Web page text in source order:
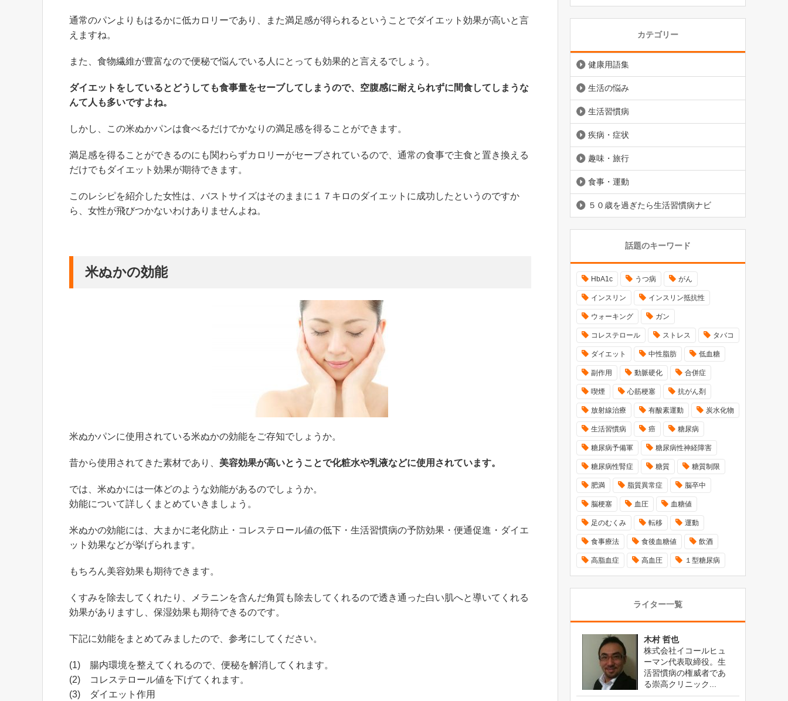
通常のパンよりもはるかに低カロリーであり、また満足感が得られるということでダイエット効果が高いと言
えますね。
また、食物繊維が豊富なので便秘で悩んでいる人にとっても効果的と言えるでしょう。
ダイエットをしているとどうしても食事量をセーブしてしまうので、空腹感に耐えられずに間食してしまうな
んて人も多いですよね。
しかし、この米ぬかパンは食べるだけでかなりの満足感を得ることができます。
満足感を得ることができるのにも関わらずカロリーがセーブされているので、通常の食事で主食と置き換える
だけでもダイエット効果が期待できます。
このレシピを紹介した女性は、バストサイズはそのままに１７キロのダイエットに成功したというのですか
ら、女性が飛びつかないわけありませんよね。
米ぬかの効能
米ぬかパンに使用されている米ぬかの効能をご存知でしょうか。
昔から使用されてきた素材であり、 美容効果が高いとうことで化粧水や乳液などに使用されています。
では、米ぬかには一体どのような効能があるのでしょうか。
効能について詳しくまとめていきましょう。
米ぬかの効能には、大まかに老化防止・コレステロール値の低下・生活習慣病の予防効果・便通促進・ダイエ
ット効果などが挙げられます。
もちろん美容効果も期待できます。
くすみを除去してくれたり、メラニンを含んだ角質も除去してくれるので透き通った白い肌へと導いてくれる
効果がありますし、保湿効果も期待できるのです。
下記に効能をまとめてみましたので、参考にしてください。
(1) 腸内環境を整えてくれるので、便秘を解消してくれます。
(2) コレステロール値を下げてくれます。
(3) ダイエット作用
カテゴリー
健康用語集
生活の悩み
生活習慣病
疾病・症状
趣味・旅行
食事・運動
５０歳を過ぎたら生活習慣病ナビ
話題のキーワード
HbA1c うつ病 がん
インスリン インスリン抵抗性
ウォーキング ガン
コレステロール ストレス タバコ
ダイエット 中性脂肪 低血糖
副作用 動脈硬化 合併症
喫煙 心筋梗塞 抗がん剤
放射線治療 有酸素運動 炭水化物
生活習慣病 癌 糖尿病
糖尿病予備軍 糖尿病性神経障害
糖尿病性腎症 糖質 糖質制限
肥満 脂質異常症 脳卒中
脳梗塞 血圧 血糖値
足のむくみ 転移 運動
食事療法 食後血糖値 飲酒
高脂血症 高血圧 １型糖尿病
ライター一覧
木村 哲也
株式会社イコールヒュ
ーマン代表取締役。生
活習慣病の権威者であ
る崇高クリニック...